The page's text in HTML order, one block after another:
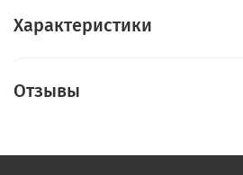
Характеристики
Отзывы